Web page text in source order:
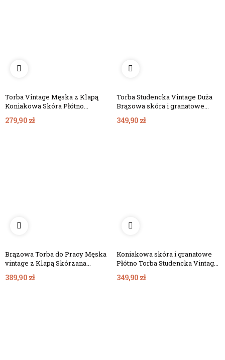
Torba Vintage Męska z Klapą
Koniakowa Skóra Płótno
Granatowe Belveder BV17BRN
279,90 zł
Torba Studencka Vintage Duża
Brązowa skóra i granatowe
Płótno Belveder BC61BRN
349,90 zł
Brązowa Torba do Pracy Męska
vintage z Klapą Skórzana
Outlander BL161
389,90 zł
Koniakowa skóra i granatowe
Płótno Torba Studencka Vintage
Duża Belveder BC61KNN
349,90 zł